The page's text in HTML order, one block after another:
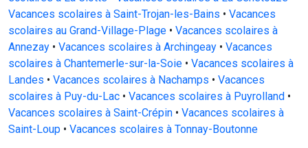
Vacances scolaires à Saint-Trojan-les-Bains • Vacances
scolaires au Grand-Village-Plage • Vacances scolaires à
Annezay • Vacances scolaires à Archingeay • Vacances
scolaires à Chantemerle-sur-la-Soie • Vacances scolaires à
Landes • Vacances scolaires à Nachamps • Vacances
scolaires à Puy-du-Lac • Vacances scolaires à Puyrolland •
Vacances scolaires à Saint-Crépin • Vacances scolaires à
Saint-Loup • Vacances scolaires à Tonnay-Boutonne